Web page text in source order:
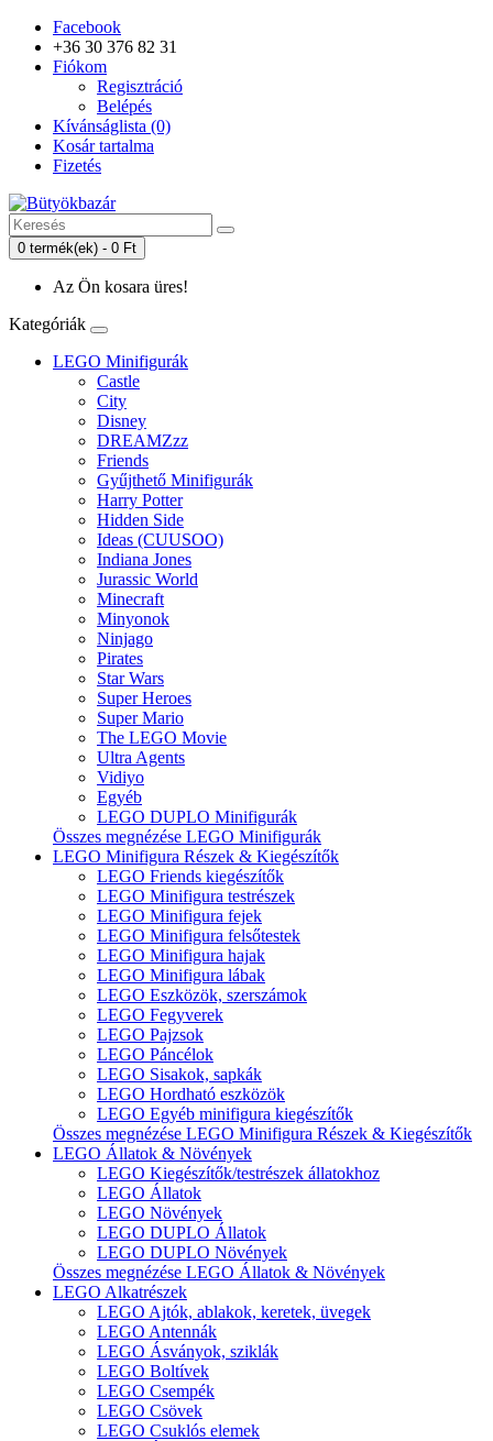
Facebook
+36 30 376 82 31
Fiókom
Regisztráció
Belépés
Kívánságlista (0)
Kosár tartalma
Fizetés
0 termék(ek) - 0 Ft
Az Ön kosara üres!
Kategóriák
LEGO Minifigurák
Castle
City
Disney
DREAMZzz
Friends
Gyűjthető Minifigurák
Harry Potter
Hidden Side
Ideas (CUUSOO)
Indiana Jones
Jurassic World
Minecraft
Minyonok
Ninjago
Pirates
Star Wars
Super Heroes
Super Mario
The LEGO Movie
Ultra Agents
Vidiyo
Egyéb
LEGO DUPLO Minifigurák
Összes megnézése LEGO Minifigurák
LEGO Minifigura Részek & Kiegészítők
LEGO Friends kiegészítők
LEGO Minifigura testrészek
LEGO Minifigura fejek
LEGO Minifigura felsőtestek
LEGO Minifigura hajak
LEGO Minifigura lábak
LEGO Eszközök, szerszámok
LEGO Fegyverek
LEGO Pajzsok
LEGO Páncélok
LEGO Sisakok, sapkák
LEGO Hordható eszközök
LEGO Egyéb minifigura kiegészítők
Összes megnézése LEGO Minifigura Részek & Kiegészítők
LEGO Állatok & Növények
LEGO Kiegészítők/testrészek állatokhoz
LEGO Állatok
LEGO Növények
LEGO DUPLO Állatok
LEGO DUPLO Növények
Összes megnézése LEGO Állatok & Növények
LEGO Alkatrészek
LEGO Ajtók, ablakok, keretek, üvegek
LEGO Antennák
LEGO Ásványok, sziklák
LEGO Boltívek
LEGO Csempék
LEGO Csövek
LEGO Csuklós elemek